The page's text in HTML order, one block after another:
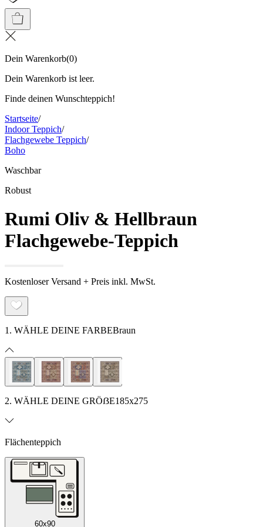
Dein Warenkorb(0)
Dein Warenkorb ist leer.
Finde deinen Wunschteppich!
Startseite/
Indoor Teppich/
Flachgewebe Teppich/
Boho
Waschbar
Robust
Rumi Oliv & Hellbraun
Flachgewebe-Teppich
Kostenloser Versand + Preis inkl. MwSt.
1. WÄHLE DEINE FARBEBraun
2. WÄHLE DEINE GRÖẞE185x275
Flächenteppich
60x90